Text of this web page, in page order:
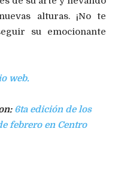
alturas. ¡No te
su emocionante
web.
6ta edición de los
febrero en Centro